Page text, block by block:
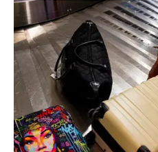
Subida precios